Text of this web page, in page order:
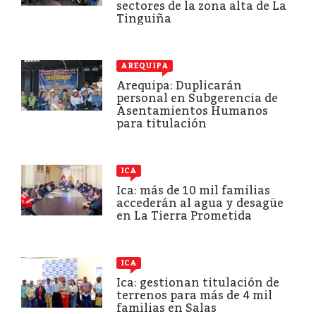
sectores de la zona alta de La
Tinguiña
AREQUIPA
Arequipa: Duplicarán
personal en Subgerencia de
Asentamientos Humanos
para titulación
ICA
Ica: más de 10 mil familias
accederán al agua y desagüe
en La Tierra Prometida
ICA
Ica: gestionan titulación de
terrenos para más de 4 mil
familias en Salas